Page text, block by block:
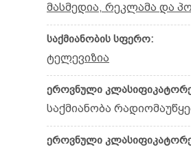
მასმედია, რეკლამა და
საქმიანობის სფერო:
ტელევიზია
ეროვნული
საქმიანობა
ეროვნული